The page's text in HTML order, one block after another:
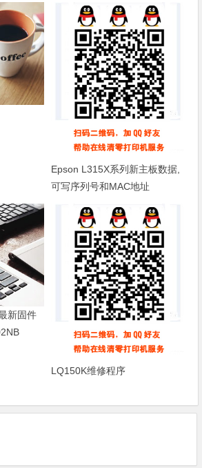
Epson L315X系列新主板数据,
可写序列号和MAC地址
新固件
LQ150K维修程序